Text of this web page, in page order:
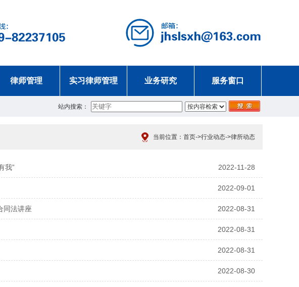
律师管理 实习律师管理 业务研究 服务窗口
站内搜索：
当前位置： 首页->行业动态->律所动态
我” 2022-11-28
2022-09-01
同法讲座 2022-08-31
2022-08-31
2022-08-31
2022-08-30